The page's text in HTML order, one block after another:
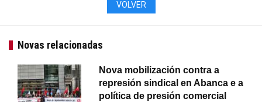
VOLVER
Novas relacionadas
Nova mobilización contra a
represión sindical en Abanca e a
política de presión comercial